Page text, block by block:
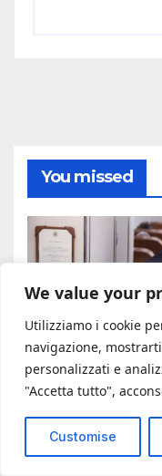
We value your
Utilizziamo i cookie
navigazione,
personalizzati e
"Accetta tutto",
Customise
You missed
#ADESSONEWS
Trump è
elezioni
7 AGOSTO